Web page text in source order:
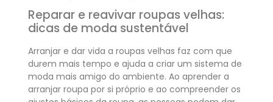
Reparar e reavivar roupas velhas:
dicas de moda sustentável
Arranjar e dar vida a roupas velhas faz com que
durem mais tempo e ajuda a criar um sistema de
moda mais amigo do ambiente. Ao aprender a
arranjar roupa por si próprio e ao compreender os